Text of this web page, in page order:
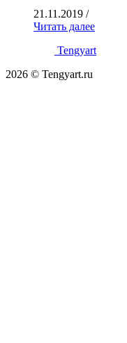
21.11.2019 /
Читать далее
Tengyart
2026 © Tengyart.ru